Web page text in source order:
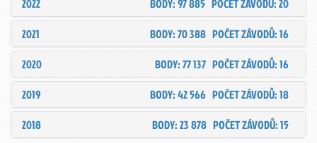
2022
POČET ZÁVODŮ: 20
BODY: 97 885
2021
POČET ZÁVODŮ: 16
BODY: 70 388
2020
POČET ZÁVODŮ: 16
BODY: 77 137
2019
POČET ZÁVODŮ: 18
BODY: 42 566
2018
POČET ZÁVODŮ: 15
BODY: 23 878